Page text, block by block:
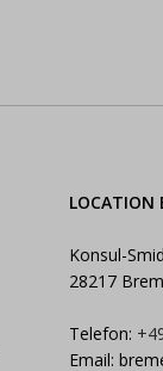
LOCATION
Konsul-
28217
Telefon:
Email: